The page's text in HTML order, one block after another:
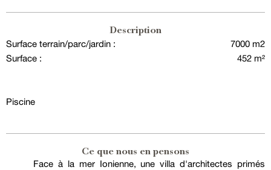
Description
Surface terrain/parc/jardin :
7000 m2
Surface :
452 m²
Piscine
Ce que nous en pensons
Face à la mer Ionienne, une villa d'architectes primés